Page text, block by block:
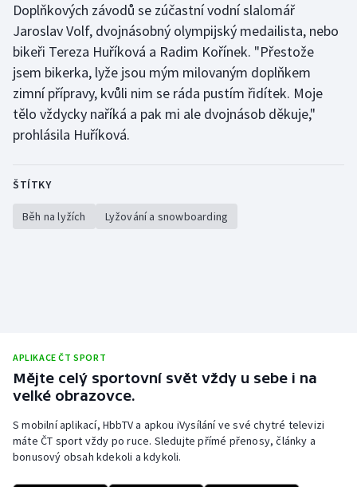
Veslování
Vodní slalom
Volejbal
Ostatní
Doplňkových závodů se zúčastní vodní slalomář
Jaroslav Volf, dvojnásobný olympijský medailista, nebo
bikeři Tereza Huříková a Radim Kořínek. "Přestože
jsem bikerka, lyže jsou mým milovaným doplňkem
zimní přípravy, kvůli nim se ráda pustím řidítek. Moje
tělo vždycky naříká a pak mi ale dvojnásob děkuje,"
prohlásila Huříková.
ŠTÍTKY
Běh na lyžích Lyžování a snowboarding
APLIKACE ČT SPORT
Mějte celý sportovní svět vždy u sebe i na
velké obrazovce.
S mobilní aplikací, HbbTV a apkou iVysílání ve své chytré televizi
máte ČT sport vždy po ruce. Sledujte přímé přenosy, články a
bonusový obsah kdekoli a kdykoli.